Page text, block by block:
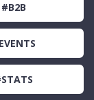
#B2B